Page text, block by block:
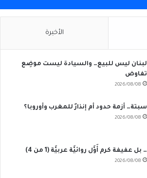
الأخيرة
لبنان ليس للبيع… والسيادة ليست موضِع
تفاوض
2026/08/08
سبتة… أزمة حدود أم إنذارٌ للمغرب وأوروبا؟
2026/08/08
… بل عفيفة كرم أَوَّل روائيَّة عربيَّة (1 من 4)
2026/08/08